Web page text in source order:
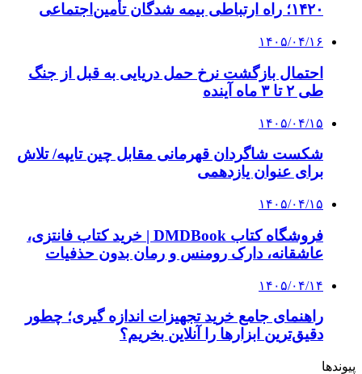
۱۴۲۰؛ راه ارتباطی بیمه شدگان تأمین‌اجتماعی
۱۴۰۵/۰۴/۱۶
احتمال بازگشت نرخ حمل دریایی به قبل از جنگ
طی ۲ تا ۳ ماه آینده
۱۴۰۵/۰۴/۱۵
شکست شاگردان قهرمانی مقابل چین تایپه/ تلاش
برای عنوان یازدهمی
۱۴۰۵/۰۴/۱۵
فروشگاه کتاب DMDBook | خرید کتاب فانتزی،
عاشقانه، دارک رومنس و رمان بدون حذفیات
۱۴۰۵/۰۴/۱۴
راهنمای جامع خرید تجهیزات اندازه گیری؛ چطور
دقیق‌ترین ابزارها را آنلاین بخریم؟
پیوندها